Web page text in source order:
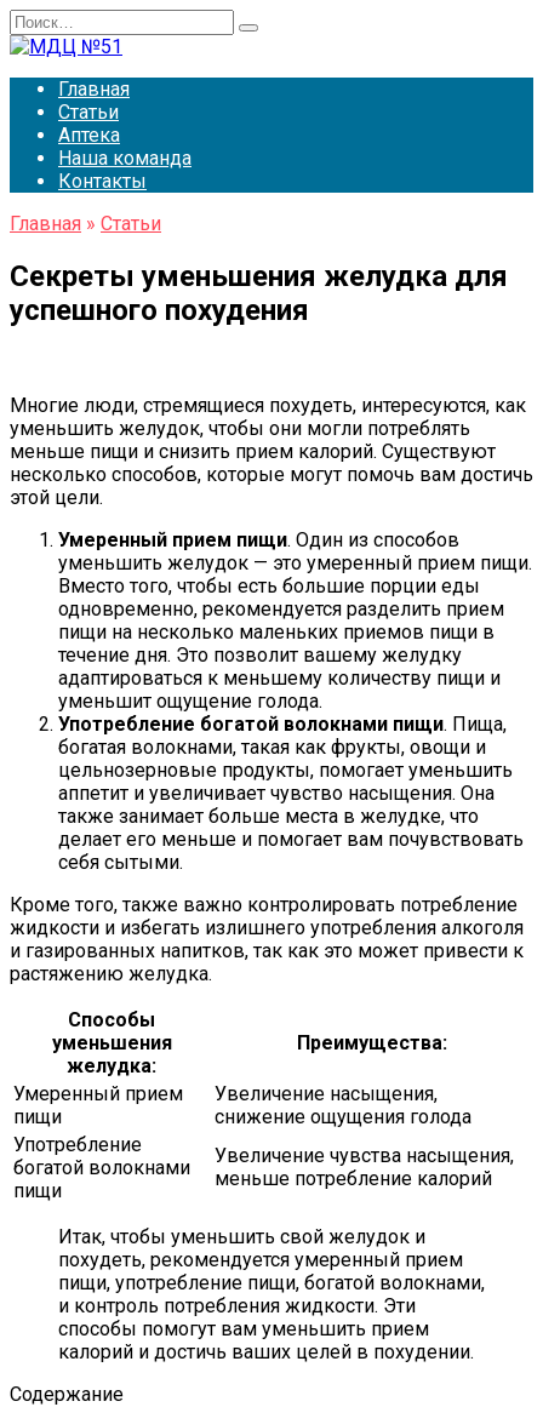
Перейти
к
Search
for:
Главная
Статьи
Аптека
Наша команда
Контакты
Главная » Статьи
Секреты уменьшения желудка для
успешного похудения
Многие люди, стремящиеся похудеть, интересуются, как
уменьшить желудок, чтобы они могли потреблять
меньше пищи и снизить прием калорий. Существуют
несколько способов, которые могут помочь вам достичь
этой цели.
Умеренный прием пищи. Один из способов
уменьшить желудок — это умеренный прием пищи.
Вместо того, чтобы есть большие порции еды
одновременно, рекомендуется разделить прием
пищи на несколько маленьких приемов пищи в
течение дня. Это позволит вашему желудку
адаптироваться к меньшему количеству пищи и
уменьшит ощущение голода.
Употребление богатой волокнами пищи. Пища,
богатая волокнами, такая как фрукты, овощи и
цельнозерновые продукты, помогает уменьшить
аппетит и увеличивает чувство насыщения. Она
также занимает больше места в желудке, что
делает его меньше и помогает вам почувствовать
себя сытыми.
Кроме того, также важно контролировать потребление
жидкости и избегать излишнего употребления алкоголя
и газированных напитков, так как это может привести к
растяжению желудка.
Способы
уменьшения
желудка:
Преимущества:
Умеренный прием
пищи
Увеличение насыщения,
снижение ощущения голода
Употребление
богатой волокнами
пищи
Увеличение чувства насыщения,
меньше потребление калорий
Итак, чтобы уменьшить свой желудок и
похудеть, рекомендуется умеренный прием
пищи, употребление пищи, богатой волокнами,
и контроль потребления жидкости. Эти
способы помогут вам уменьшить прием
калорий и достичь ваших целей в похудении.
Содержание